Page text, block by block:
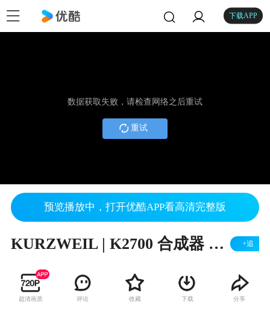
下载APP
数据获取失败，请检查网络之后重试
重试
预览播放中，打开优酷APP看高清完整版
KURZWEIL | K2700 合成器 补丁说明 +追
超清画质 评论 收藏 下载 分享